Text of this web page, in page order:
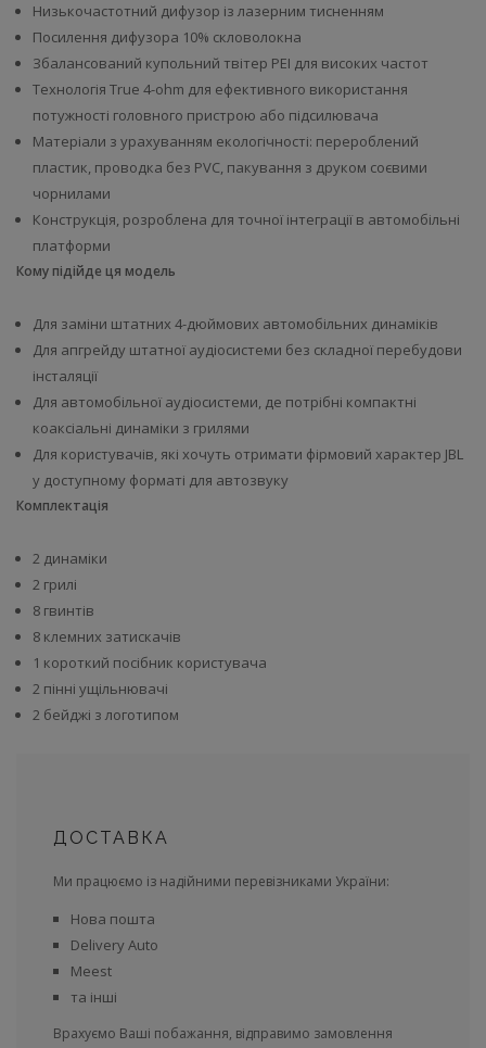
Низькочастотний дифузор із лазерним тисненням
Посилення дифузора 10% скловолокна
Збалансований купольний твітер PEI для високих частот
Технологія True 4-ohm для ефективного використання
потужності головного пристрою або підсилювача
Матеріали з урахуванням екологічності: перероблений
пластик, проводка без PVC, пакування з друком соєвими
чорнилами
Конструкція, розроблена для точної інтеграції в автомобільні
платформи
Кому підійде ця модель
Для заміни штатних 4-дюймових автомобільних динаміків
Для апгрейду штатної аудіосистеми без складної перебудови
інсталяції
Для автомобільної аудіосистеми, де потрібні компактні
коаксіальні динаміки з грилями
Для користувачів, які хочуть отримати фірмовий характер JBL
у доступному форматі для автозвуку
Комплектація
2 динаміки
2 грилі
8 гвинтів
8 клемних затискачів
1 короткий посібник користувача
2 пінні ущільнювачі
2 бейджі з логотипом
ДОСТАВКА
Ми працюємо із надійними перевізниками України:
Нова пошта
Delivery Auto
Meest
та інші
Врахуємо Ваші побажання, відправимо замовлення